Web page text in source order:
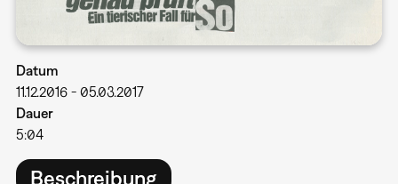
Datum
11.12.2016- 05.03.2017
Dauer
5:04
Beschreibung